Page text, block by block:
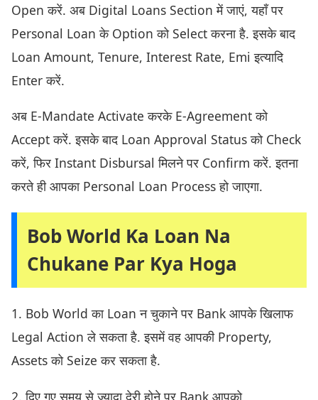
Open करें. अब Digital Loans Section में जाएं, यहाँ पर
Personal Loan के Option को Select करना है. इसके बाद
Loan Amount, Tenure, Interest Rate, Emi इत्यादि
Enter करें.
अब E-Mandate Activate करके E-Agreement को
Accept करें. इसके बाद Loan Approval Status को Check
करें, फिर Instant Disbursal मिलने पर Confirm करें. इतना
करते ही आपका Personal Loan Process हो जाएगा.
Bob World Ka Loan Na
Chukane Par Kya Hoga
1. Bob World का Loan न चुकाने पर Bank आपके खिलाफ
Legal Action ले सकता है. इसमें वह आपकी Property,
Assets को Seize कर सकता है.
2. दिए गए समय से ज्यादा देरी होने पर Bank आपको